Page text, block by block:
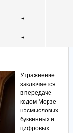
+
+
Упражнение
заключается
в передаче
кодом Морзе
несмысловых
буквенных и
цифровых